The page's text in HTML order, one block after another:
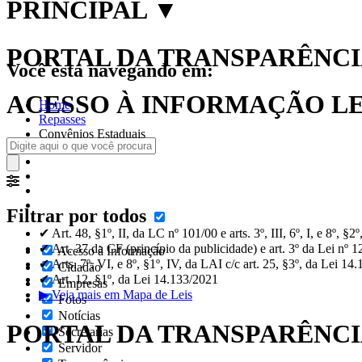
PRINCIPAL ▼
PORTAL DA
ACESSO À INFORMAÇÃO
Filtrar por todos
Acesso à Informação
Cidadão
Empresas
Fotos
Notícias
Secretarias
Servidor
Você está navegando em:
Home
Repasses
Convênios Estaduais
✔ Art. 48, §1º, II, da LC nº 101/00 e arts. 3º, III, 6º, I, e 8º,
✔ Art. 37 da CF (princípio da publicidade) e art. 3º da Lei nº
✔ Arts. 7º, VI, e 8º, §1º, IV, da LAI c/c art. 25, §3º, da Lei
✔ Art. 12, §1º, da Lei 14.133/2021
▶ Veja mais em Mapa de Leis
PORTAL DA